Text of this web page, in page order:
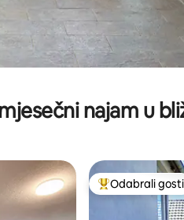
najam u
Među najviše
Odabrali gosti